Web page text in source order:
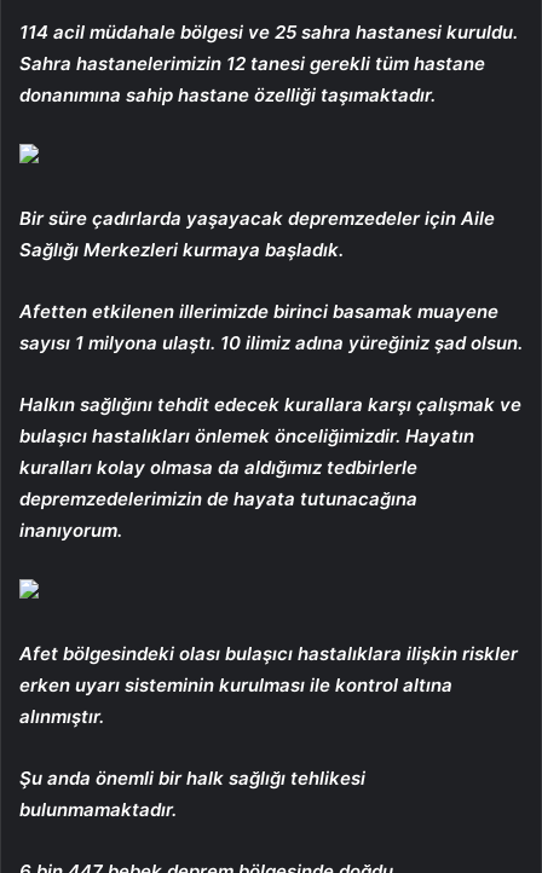
114 acil müdahale bölgesi ve 25 sahra hastanesi kuruldu.
Sahra hastanelerimizin 12 tanesi gerekli tüm hastane
donanımına sahip hastane özelliği taşımaktadır.
Bir süre çadırlarda yaşayacak depremzedeler için Aile
Sağlığı Merkezleri kurmaya başladık.
Afetten etkilenen illerimizde birinci basamak muayene
sayısı 1 milyona ulaştı. 10 ilimiz adına yüreğiniz şad olsun.
Halkın sağlığını tehdit edecek kurallara karşı çalışmak ve
bulaşıcı hastalıkları önlemek önceliğimizdir. Hayatın
kuralları kolay olmasa da aldığımız tedbirlerle
depremzedelerimizin de hayata tutunacağına
inanıyorum.
Afet bölgesindeki olası bulaşıcı hastalıklara ilişkin riskler
erken uyarı sisteminin kurulması ile kontrol altına
alınmıştır.
Şu anda önemli bir halk sağlığı tehlikesi
bulunmamaktadır.